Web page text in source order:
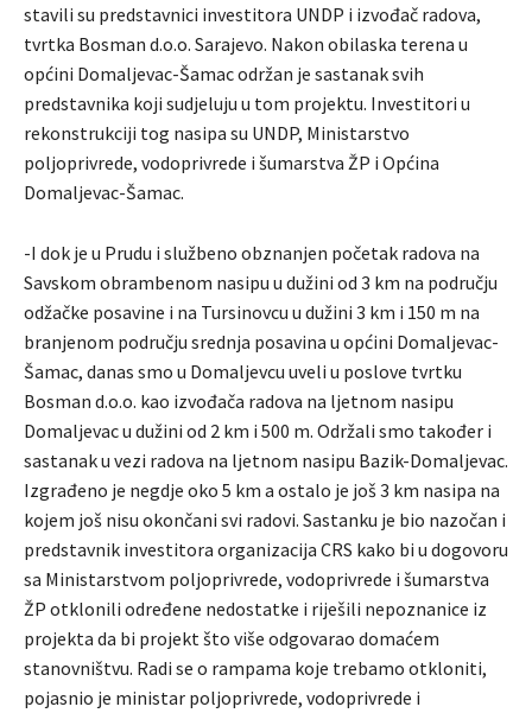
stavili su predstavnici investitora UNDP i izvođač radova,
tvrtka Bosman d.o.o. Sarajevo. Nakon obilaska terena u
općini Domaljevac-Šamac održan je sastanak svih
predstavnika koji sudjeluju u tom projektu. Investitori u
rekonstrukciji tog nasipa su UNDP, Ministarstvo
poljoprivrede, vodoprivrede i šumarstva ŽP i Općina
Domaljevac-Šamac.
-I dok je u Prudu i službeno obznanjen početak radova na
Savskom obrambenom nasipu u dužini od 3 km na području
odžačke posavine i na Tursinovcu u dužini 3 km i 150 m na
branjenom području srednja posavina u općini Domaljevac-
Šamac, danas smo u Domaljevcu uveli u poslove tvrtku
Bosman d.o.o. kao izvođača radova na ljetnom nasipu
Domaljevac u dužini od 2 km i 500 m. Održali smo također i
sastanak u vezi radova na ljetnom nasipu Bazik-Domaljevac.
Izgrađeno je negdje oko 5 km a ostalo je još 3 km nasipa na
kojem još nisu okončani svi radovi. Sastanku je bio nazočan i
predstavnik investitora organizacija CRS kako bi u dogovoru
sa Ministarstvom poljoprivrede, vodoprivrede i šumarstva
ŽP otklonili određene nedostatke i riješili nepoznanice iz
projekta da bi projekt što više odgovarao domaćem
stanovništvu. Radi se o rampama koje trebamo otkloniti,
pojasnio je ministar poljoprivrede, vodoprivrede i